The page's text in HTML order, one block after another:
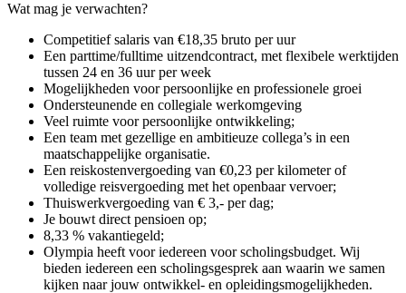
Wat mag je verwachten?
Competitief salaris van €18,35 bruto per uur
Een parttime/fulltime uitzendcontract, met flexibele werktijden
tussen 24 en 36 uur per week
Mogelijkheden voor persoonlijke en professionele groei
Ondersteunende en collegiale werkomgeving
Veel ruimte voor persoonlijke ontwikkeling;
Een team met gezellige en ambitieuze collega’s in een
maatschappelijke organisatie.
Een reiskostenvergoeding van €0,23 per kilometer of
volledige reisvergoeding met het openbaar vervoer;
Thuiswerkvergoeding van € 3,- per dag;
Je bouwt direct pensioen op;
8,33 % vakantiegeld;
Olympia heeft voor iedereen voor scholingsbudget. Wij
bieden iedereen een scholingsgesprek aan waarin we samen
kijken naar jouw ontwikkel- en opleidingsmogelijkheden.